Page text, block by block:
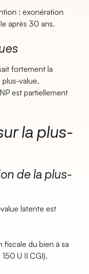
: exonération
après 30 ans.
fortement la
value.
est partiellement
la plus-
de la plus-
latente est
fiscale du bien à sa
U II CGI).